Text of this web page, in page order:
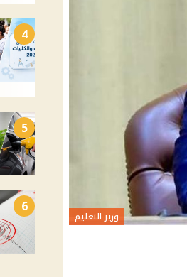
وزير التعليم
4
5
6